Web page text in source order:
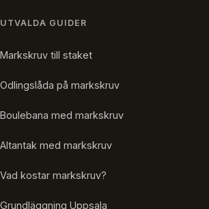
UTVALDA GUIDER
Markskruv till staket
Odlingslåda på markskruv
Boulebana med markskruv
Altantak med markskruv
Vad kostar markskruv?
Grundläggning Uppsala